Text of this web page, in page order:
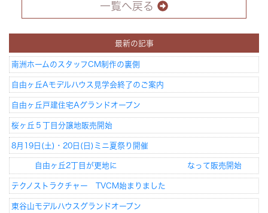
一覧へ戻る
最新の記事
南洲ホームのスタッフCM制作の裏側
自由ヶ丘Aモデルハウス見学会終了のご案内
自由ヶ丘戸建住宅Aグランドオープン
桜ヶ丘５丁目分譲地販売開始
8月19日(土)・20日(日)ミニ夏祭り開催
自由ヶ丘2丁目が更地に なって販売開始
テクノストラクチャー TVCM始まりました
東谷山モデルハウスグランドオープン